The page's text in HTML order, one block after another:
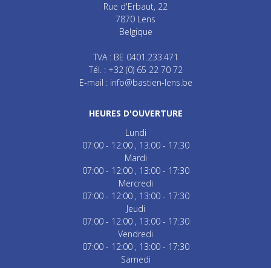
Rue d'Erbaut, 22
7870 Lens
Belgique
TVA : BE 0401.233.471
Tél. : +32 (0) 65 22 70 72
E-mail : info@bastien-lens.be
HEURES D'OUVERTURE
Lundi
07:00 - 12:00
13:00 - 17:30
Mardi
07:00 - 12:00
13:00 - 17:30
Mercredi
07:00 - 12:00
13:00 - 17:30
Jeudi
07:00 - 12:00
13:00 - 17:30
Vendredi
07:00 - 12:00
13:00 - 17:30
Samedi